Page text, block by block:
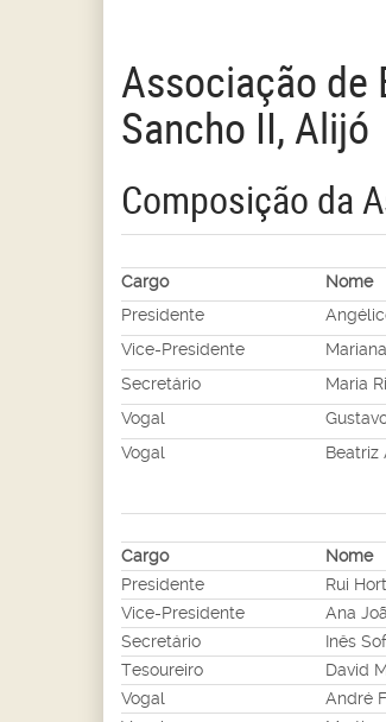
Associação de
Sancho II, Alijó
Composição da
Cargo
Nome
Presidente
Vice-Presidente
Secretário
Maria
Vogal
Vogal
Beatriz
Cargo
Nome
Presidente
Rui
Vice-Presidente
Ana
Secretário
Inês
Tesoureiro
David
Vogal
André